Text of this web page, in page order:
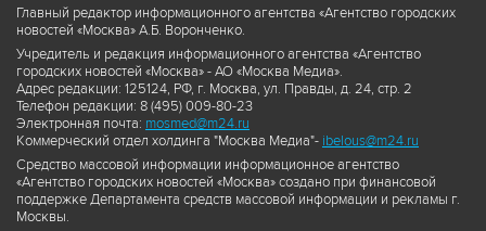
Главный редактор информационного агентства «Агентство городских
новостей «Москва» А.Б. Воронченко.
Учредитель и редакция информационного агентства «Агентство
городских новостей «Москва» - АО «Москва Медиа».
Адрес редакции: 125124, РФ, г. Москва, ул. Правды, д. 24, стр. 2
Телефон редакции: 8 (495) 009-80-23
Электронная почта: mosmed@m24.ru
Коммерческий отдел холдинга "Москва Медиа"- ibelous@m24.ru
Средство массовой информации информационное агентство
«Агентство городских новостей «Москва» создано при финансовой
поддержке Департамента средств массовой информации и рекламы г.
Москвы.